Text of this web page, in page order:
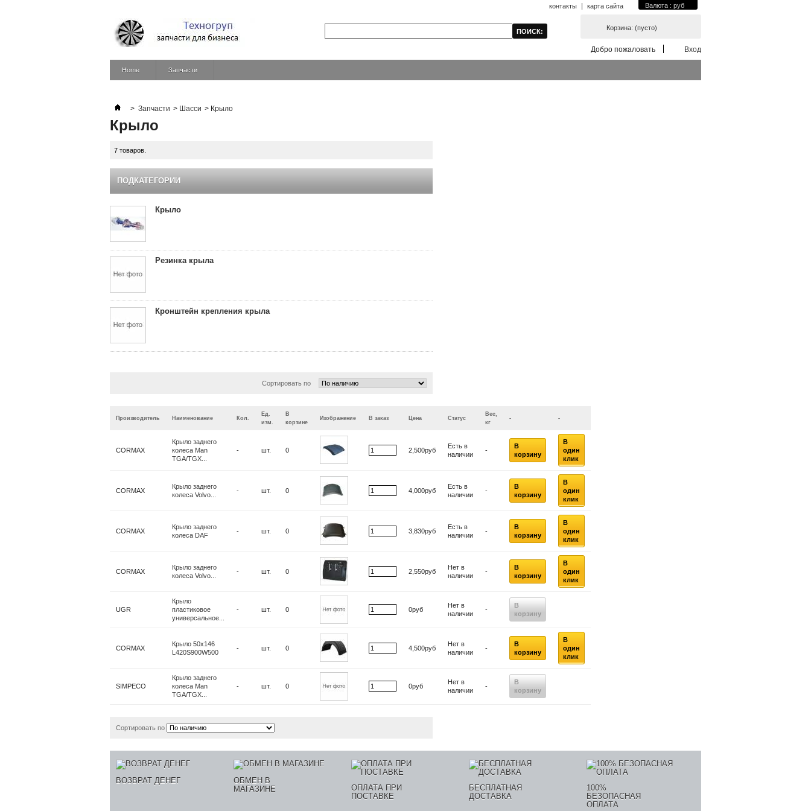
Валюта : руб
контакты карта сайта
Корзина: (пусто)
Добро пожаловать Вход
Home Запчасти
> Запчасти > Шасси > Крыло
Крыло
7 товаров.
ПОДКАТЕГОРИИ
Крыло
Резинка крыла
Кронштейн крепления крыла
Сортировать по
Производитель Наименование Кол.
Ед.
изм.
В
корзине
Изображение В заказ Цена Статус
Вес,
кг
- -
CORMAX
Крыло заднего
колеса Man
TGA/TGX...
- шт. 0 2,500руб
Есть в
наличии
-
В
корзину
В
один
клик
CORMAX
Крыло заднего
колеса Volvo...
- шт. 0 4,000руб
Есть в
наличии
-
В
корзину
В
один
клик
CORMAX
Крыло заднего
колеса DAF
- шт. 0 3,830руб
Есть в
наличии
-
В
корзину
В
один
клик
CORMAX
Крыло заднего
колеса Volvo...
- шт. 0 2,550руб
Нет в
наличии
-
В
корзину
В
один
клик
UGR
Крыло
пластиковое
универсальное...
- шт. 0 0руб
Нет в
наличии
-
В
корзину
CORMAX
Крыло 50x146
L420S900W500
- шт. 0 4,500руб
Нет в
наличии
-
В
корзину
В
один
клик
SIMPECO
Крыло заднего
колеса Man
TGA/TGX...
- шт. 0 0руб
Нет в
наличии
-
В
корзину
Сортировать по
ВОЗВРАТ ДЕНЕГ
ОБМЕН В
МАГАЗИНЕ
ОПЛАТА ПРИ
ПОСТАВКЕ
БЕСПЛАТНАЯ
ДОСТАВКА
100%
БЕЗОПАСНАЯ
ОПЛАТА